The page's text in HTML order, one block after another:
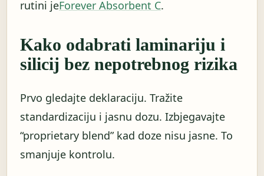
rutini jeForever Absorbent C.
Kako odabrati laminariju i
silicij bez nepotrebnog rizika
Prvo gledajte deklaraciju. Tražite
standardizaciju i jasnu dozu. Izbjegavajte
“proprietary blend” kad doze nisu jasne. To
smanjuje kontrolu.